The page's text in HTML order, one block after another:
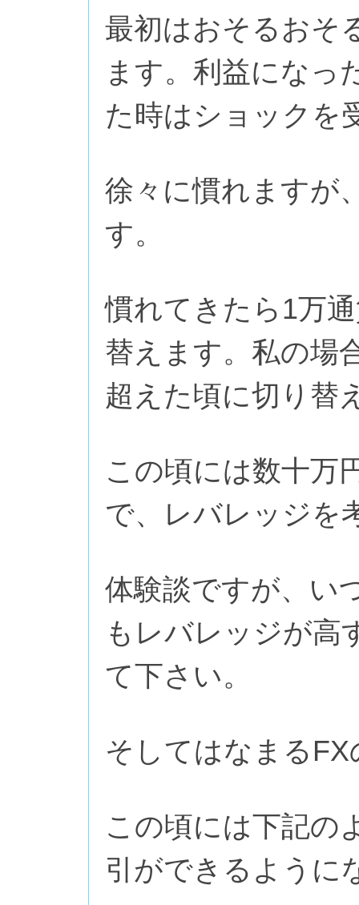
最初はおそるおそ
ます。利益になっ
た時はショックを
徐々に慣れますが
す。
慣れてきたら1万
替えます。私の場
超えた頃に切り替
この頃には数十万
で、レバレッジを
体験談ですが、い
もレバレッジが高
て下さい。
そしてはなまる
この頃には下記の
引ができるように